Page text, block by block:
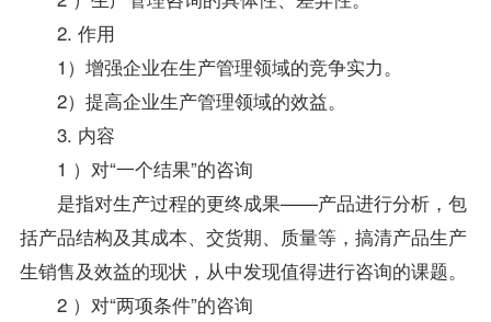
2. 作用
1）增强企业在生产管理领域的竞争实力。
2）提高企业生产管理领域的效益。
3. 内容
1 ）对“一个结果”的咨询
是指对生产过程的更终成果——产品进行分析，包
括产品结构及其成本、交货期、质量等，搞清产品生产
生销售及效益的现状，从中发现值得进行咨询的课题。
2 ）对“两项条件”的咨询